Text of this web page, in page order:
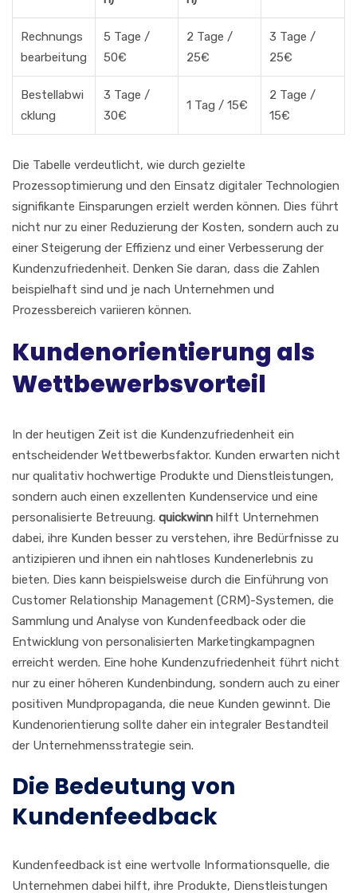
Rechnungs
bearbeitung
5 Tage /
50€
2 Tage /
25€
3 Tage /
25€
Bestellabwi
cklung
3 Tage /
30€
1 Tag / 15€
2 Tage /
15€
Die Tabelle verdeutlicht, wie durch gezielte
Prozessoptimierung und den Einsatz digitaler Technologien
signifikante Einsparungen erzielt werden können. Dies führt
nicht nur zu einer Reduzierung der Kosten, sondern auch zu
einer Steigerung der Effizienz und einer Verbesserung der
Kundenzufriedenheit. Denken Sie daran, dass die Zahlen
beispielhaft sind und je nach Unternehmen und
Prozessbereich variieren können.
Kundenorientierung als
Wettbewerbsvorteil
In der heutigen Zeit ist die Kundenzufriedenheit ein
entscheidender Wettbewerbsfaktor. Kunden erwarten nicht
nur qualitativ hochwertige Produkte und Dienstleistungen,
sondern auch einen exzellenten Kundenservice und eine
personalisierte Betreuung. quickwinn hilft Unternehmen
dabei, ihre Kunden besser zu verstehen, ihre Bedürfnisse zu
antizipieren und ihnen ein nahtloses Kundenerlebnis zu
bieten. Dies kann beispielsweise durch die Einführung von
Customer Relationship Management (CRM)-Systemen, die
Sammlung und Analyse von Kundenfeedback oder die
Entwicklung von personalisierten Marketingkampagnen
erreicht werden. Eine hohe Kundenzufriedenheit führt nicht
nur zu einer höheren Kundenbindung, sondern auch zu einer
positiven Mundpropaganda, die neue Kunden gewinnt. Die
Kundenorientierung sollte daher ein integraler Bestandteil
der Unternehmensstrategie sein.
Die Bedeutung von
Kundenfeedback
Kundenfeedback ist eine wertvolle Informationsquelle, die
Unternehmen dabei hilft, ihre Produkte, Dienstleistungen